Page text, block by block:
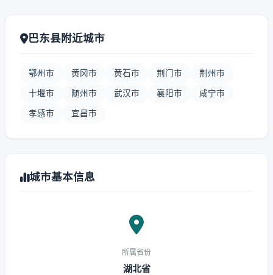
巴东县附近城市
鄂州市 黄冈市 黄石市 荆门市 荆州市
十堰市 随州市 武汉市 襄阳市 咸宁市
孝感市 宜昌市
城市基本信息
所属省份
湖北省